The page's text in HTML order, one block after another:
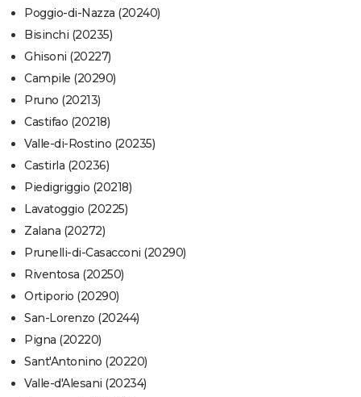
Poggio-di-Nazza (20240)
Bisinchi (20235)
Ghisoni (20227)
Campile (20290)
Pruno (20213)
Castifao (20218)
Valle-di-Rostino (20235)
Castirla (20236)
Piedigriggio (20218)
Lavatoggio (20225)
Zalana (20272)
Prunelli-di-Casacconi (20290)
Riventosa (20250)
Ortiporio (20290)
San-Lorenzo (20244)
Pigna (20220)
Sant'Antonino (20220)
Valle-d'Alesani (20234)